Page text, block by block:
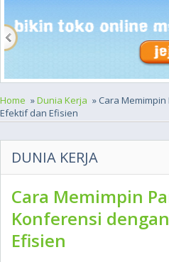
Home »Dunia Kerja » Cara
Efektif dan Efisien
DUNIA KERJA
Cara Memimpin
Konferensi
Efisien